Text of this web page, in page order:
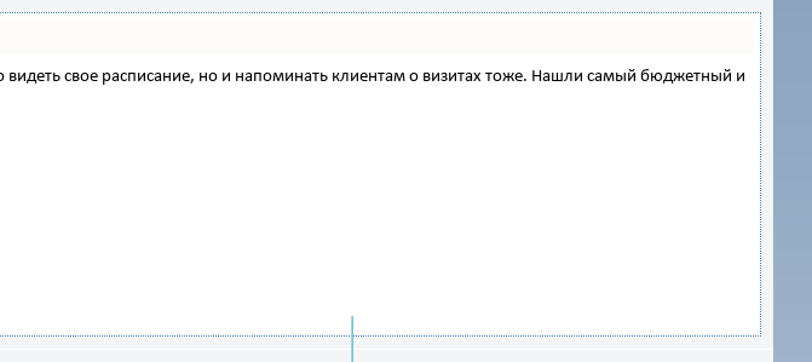
видеть свое расписание, но и напоминать клиентам о визитах тоже. Нашли самый бюджетный и